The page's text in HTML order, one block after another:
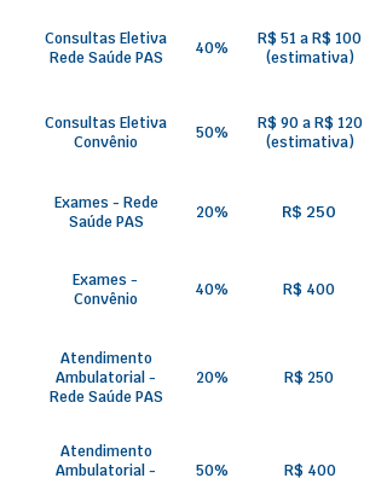
Consultas Eletiva
Rede Saúde PAS
40%
R$ 51 a R$ 100
(estimativa)
Consultas Eletiva
Convênio
50%
R$ 90 a R$ 120
(estimativa)
Exames - Rede
Saúde PAS
20% R$ 250
Exames -
Convênio
40% R$ 400
Atendimento
Ambulatorial -
Rede Saúde PAS
20% R$ 250
Atendimento
Ambulatorial -
50% R$ 400